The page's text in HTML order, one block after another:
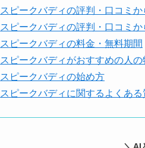
スピークバディの評判・口コミ
スピークバディの評判・口コミか
スピークバディの料金・無料期間
スピークバディがおすすめの人の
スピークバディの始め方
スピークバディに関するよくある